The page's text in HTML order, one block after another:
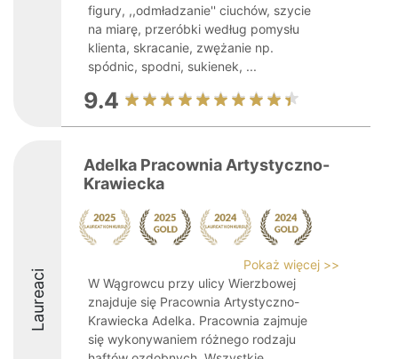
figury, ,,odmładzanie'' ciuchów, szycie
na miarę, przeróbki według pomysłu
klienta, skracanie, zwężanie np.
spódnic, spodni, sukienek, ...
9.4
Laureaci
Adelka Pracownia Artystyczno-
Krawiecka
Pokaż więcej >>
W Wągrowcu przy ulicy Wierzbowej
znajduje się Pracownia Artystyczno-
Krawiecka Adelka. Pracownia zajmuje
się wykonywaniem różnego rodzaju